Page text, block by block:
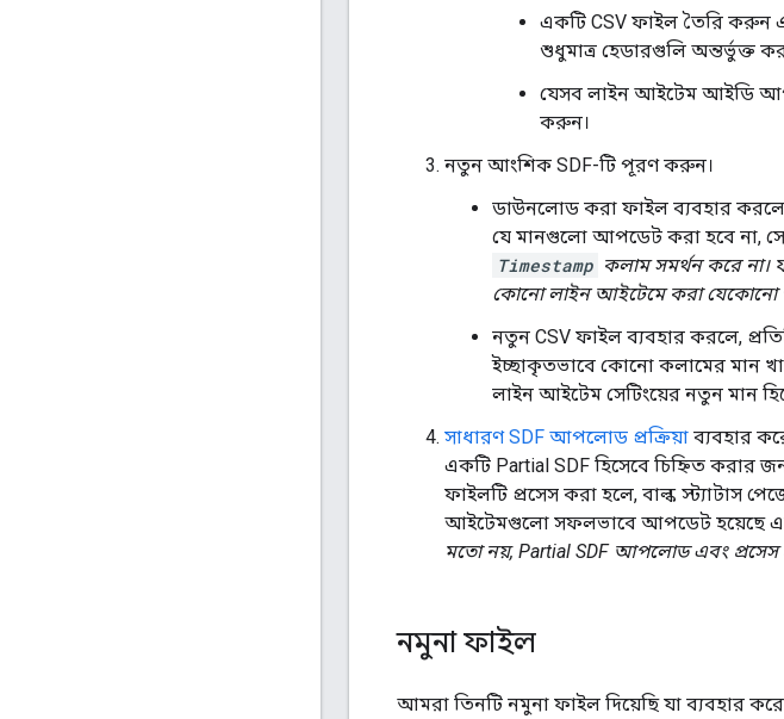
একটি CSV ফাইল তৈরি করুন
শুধুমাত্র হেডারগুলি অন্তর্ভুক্ত
যেসব লাইন আইটেম আইডি
করুন।
নতুন আংশিক SDF-টি পূরণ করুন।
ডাউনলোড করা ফাইল ব্যবহার
যে মানগুলো আপডেট করা হবে না,
Timestamp কলাম সমর্থন করে
কোনো লাইন আইটেমে করা যেকোনো
নতুন CSV ফাইল ব্যবহার করলে,
ইচ্ছাকৃতভাবে কোনো কলামের মান
লাইন আইটেম সেটিংয়ের নতুন মান
সাধারণ SDF আপলোড প্রক্রিয়া ব্যবহার
একটি Partial SDF হিসেবে চিহ্নিত
ফাইলটি প্রসেস করা হলে, বাল্ক স্ট্যাটাস
আইটেমগুলো সফলভাবে আপডেট হয়েছে
মতো নয়, Partial SDF আপলোড এবং
নমুনা ফাইল
আমরা তিনটি নমুনা ফাইল দিয়েছি যা ব্যবহার